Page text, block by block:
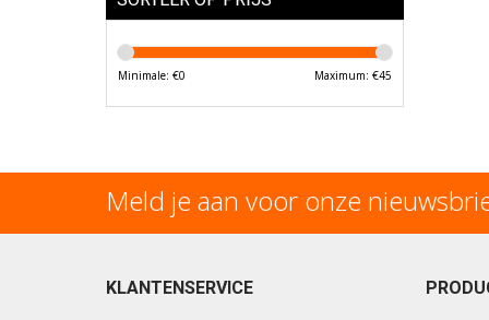
Minimale: €0 Maximum: €45
Meld je aan voor onze
KLANTENSERVICE